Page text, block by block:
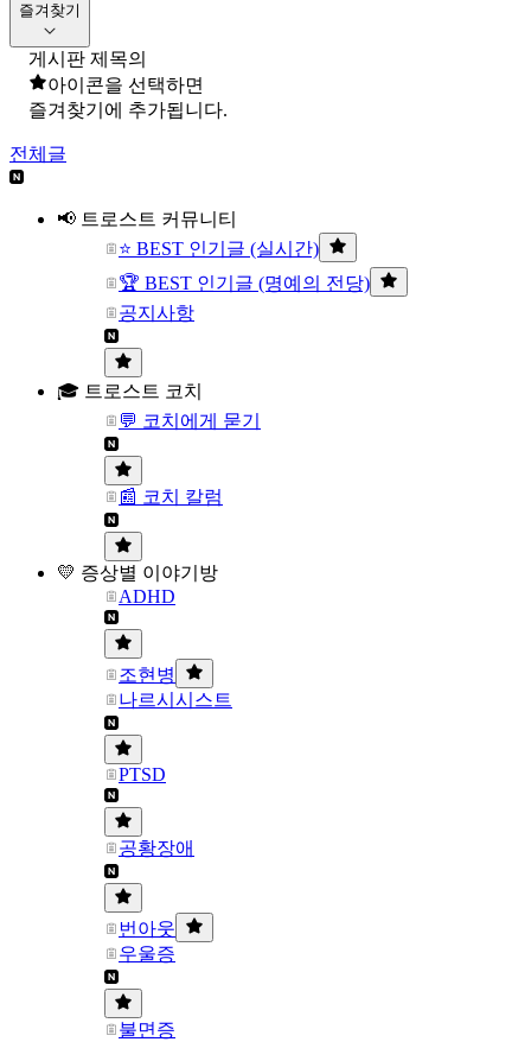
즐겨찾기
게시판 제목의
아이콘을 선택하면
즐겨찾기에 추가됩니다.
전체글
📢 트로스트 커뮤니티
⭐ BEST 인기글 (실시간)
🏆 BEST 인기글 (명예의 전당)
공지사항
🎓 트로스트 코치
💬 코치에게 묻기
📰 코치 칼럼
💛 증상별 이야기방
ADHD
조현병
나르시시스트
PTSD
공황장애
번아웃
우울증
불면증